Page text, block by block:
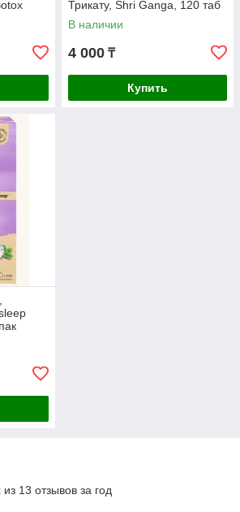
Royal
Трикату, Shri Ganga, 120 таб
В наличии
4 000 ₸
Купить
13 отзывов за год